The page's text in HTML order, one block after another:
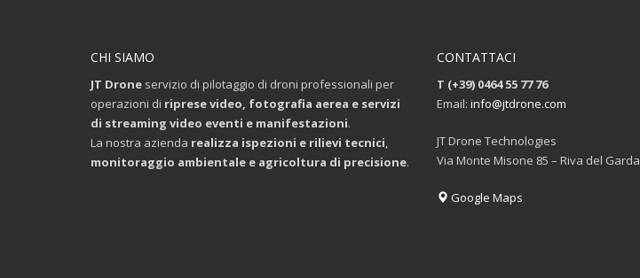
CHI SIAMO
JT Drone servizio di pilotaggio di droni professionali per
operazioni di riprese video, fotografia aerea e servizi
di streaming video eventi e manifestazioni.
La nostra azienda realizza ispezioni e rilievi tecnici,
monitoraggio ambientale e agricoltura di precisione.
CONTATTACI
T (+39) 0464 55 77 76
Email: info@jtdrone.com
JT Drone Technologies
Via Monte Misone 85 – Riva del Garda
Google Maps